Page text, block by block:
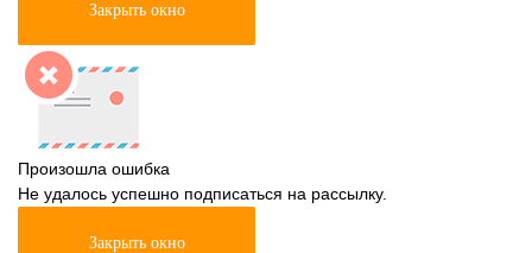
Закрыть окно
Произошла ошибка
Не удалось успешно подписаться на рассылку.
Закрыть окно